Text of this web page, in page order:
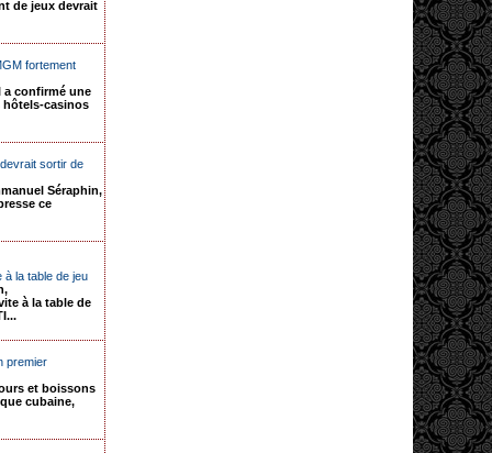
de jeux devrait
fortement
a confirmé une
hôtels-casinos
sortir de
Séraphin,
ce
à la table de jeu
à la table de
premier
et boissons
cubaine,